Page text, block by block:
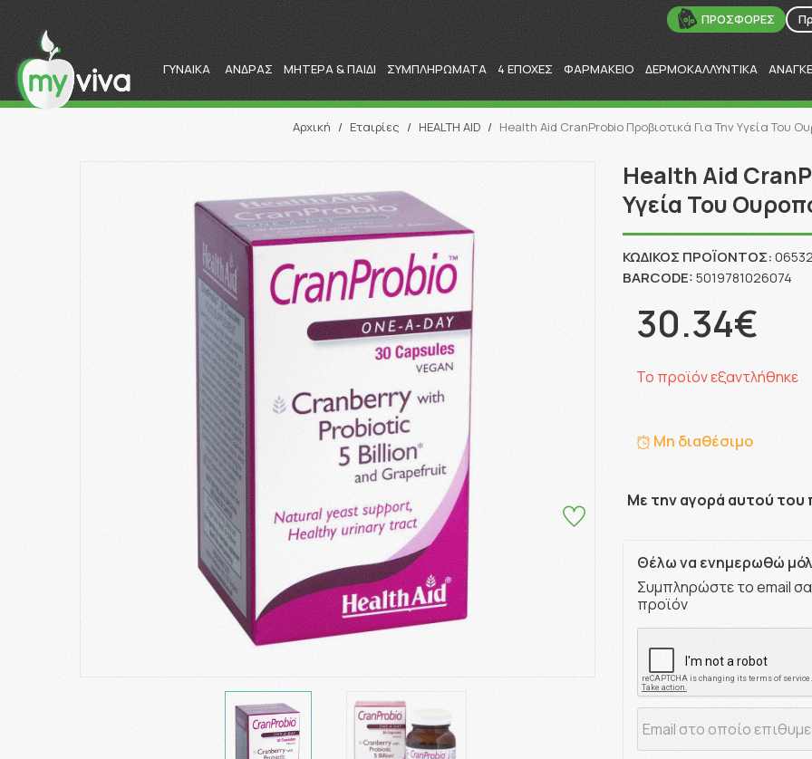
ΠΡΟΣΦΟΡΕΣ
ΓΥΝΑΙΚΑ ΑΝΔΡΑΣ ΜΗΤΕΡΑ & ΠΑΙΔΙ ΣΥΜΠΛΗΡΩΜΑΤΑ 4 ΕΠΟΧΕΣ ΦΑΡΜΑΚΕΙΟ ΔΕΡΜΟΚΑΛΛΥΝΤΙΚΑ
Αναζήτηση
Αρχική / Εταιρίες / HEALTH AID / Health Aid CranProbio Προβιοτικά Για Την Υγεία Του
Health Aid
Υγεία Του
ΚΩΔΙΚΌΣ ΠΡΟΪΌΝΤΟΣ:
BARCODE: 5019781026074
30.34€
Το προϊόν εξαντλήθηκε
Μη διαθέσιμο
Με την αγορά αυτού του
Θέλω να ενημερωθώ
Συμπληρώστε το email
προϊόν